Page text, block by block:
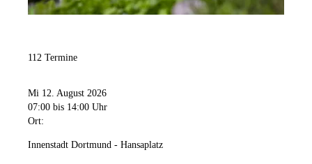
112 Termine
Mi 12. August 2026
07:00 bis 14:00 Uhr
Ort:
Innenstadt Dortmund - Hansaplatz